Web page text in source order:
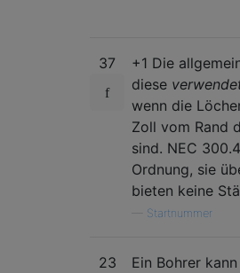
37
+1 Die
diese
wenn die
Zoll vom Rand
sind. NEC
Ordnung, sie
bieten keine
Startnummer
23 Ein Bohrer